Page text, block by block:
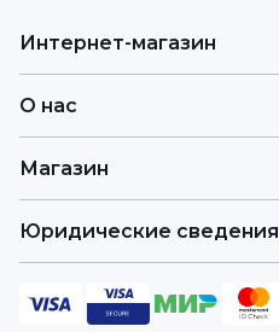
Интернет-магазин
О нас
Магазин
Юридические сведения